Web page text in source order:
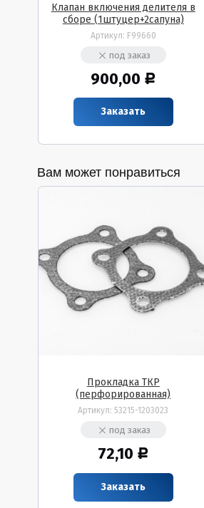
Клапан включения делителя в
сборе (1штуцер+2сапуна)
Артикул: F99660
под заказ
900,00 Р
Заказать
Вам может понравиться
Прокладка ТКР
(перфорированная)
Артикул:53215-1203023
под заказ
72,10 Р
Заказать